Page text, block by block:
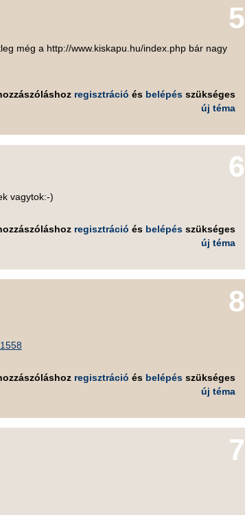
5
még a http://www.kiskapu.hu/index.php bár nagy
regisztráció és belépésszükséges
új téma
6
vagytok:-)
regisztráció és belépésszükséges
új téma
8
regisztráció és belépésszükséges
új téma
7